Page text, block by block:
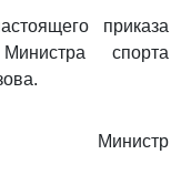
приказа
спорта
Министр